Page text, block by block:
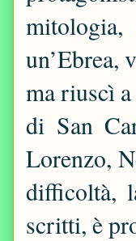
un’Ebrea,
ma riuscì
di San
Lorenzo,
difficoltà,
scritti, è